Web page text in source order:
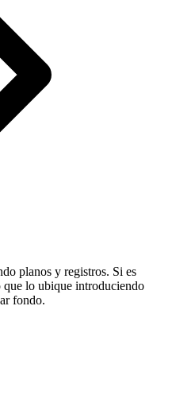
planos y registros. Si es
que lo ubique introduciendo
fondo.